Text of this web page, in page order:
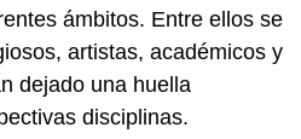
ámbitos. Entre ellos se
artistas, académicos y
dejado una huella
disciplinas.